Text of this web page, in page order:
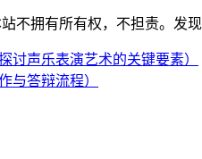
不拥有所有权，不担责。发
讨声乐表演艺术的关键要素）
与答辩流程）